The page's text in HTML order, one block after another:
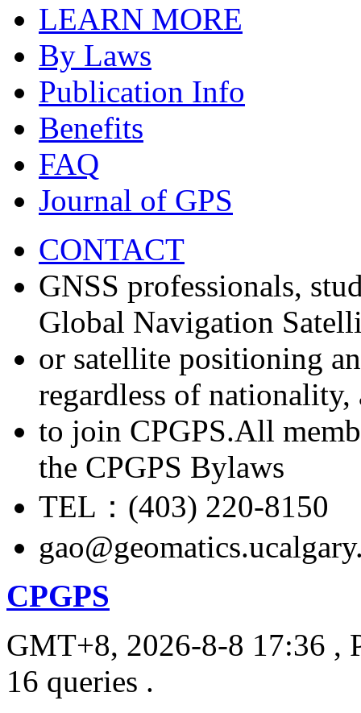
LEARN MORE
By Laws
Publication Info
Benefits
FAQ
Journal of GPS
CONTACT
GNSS professionals,
Global Navigation
or satellite positioning
regardless of nationality,
to join CPGPS.All
the CPGPS Bylaws
TEL：(403) 220-8150
CPGPS
GMT+8, 2026-8-8 17:36 ,
16 queries .